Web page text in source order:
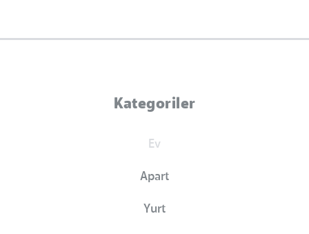
Kategoriler
Ev
Apart
Yurt